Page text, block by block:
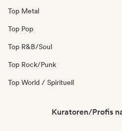
Top Metal
Top Pop
Top R&B/Soul
Top Rock/Punk
Top World / Spirituell
Kuratoren/Profis